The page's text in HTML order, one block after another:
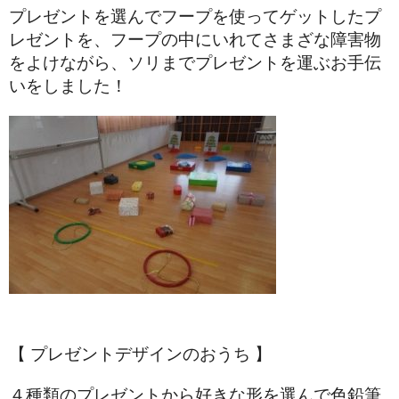
プレゼントを選んでフープを使ってゲットしたプ
レゼントを、フープの中にいれてさまざな障害物
をよけながら、ソリまでプレゼントを運ぶお手伝
いをしました！
【 プレゼントデザインのおうち 】